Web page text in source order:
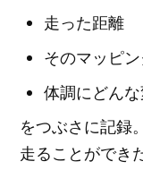
走った距離
そのマッピ
体調にどん
をつぶさに記録
走ることができ